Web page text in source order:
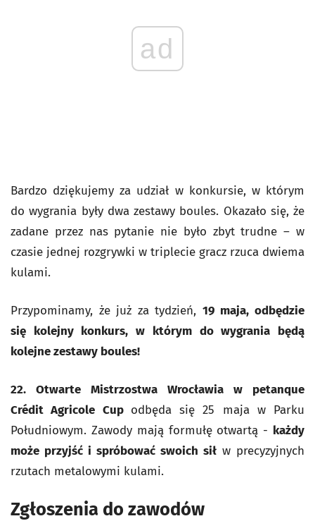
ad
Bardzo dziękujemy za udział w konkursie, w którym
do wygrania były dwa zestawy boules. Okazało się, że
zadane przez nas pytanie nie było zbyt trudne – w
czasie jednej rozgrywki w triplecie gracz rzuca dwiema
kulami.
Przypominamy, że już za tydzień, 19 maja, odbędzie
się kolejny konkurs, w którym do wygrania będą
kolejne zestawy boules!
22. Otwarte Mistrzostwa Wrocławia w petanque
Crédit Agricole Cup odbęda się 25 maja w Parku
Południowym. Zawody mają formułę otwartą - każdy
może przyjść i spróbować swoich sił w precyzyjnych
rzutach metalowymi kulami.
Zgłoszenia do zawodów